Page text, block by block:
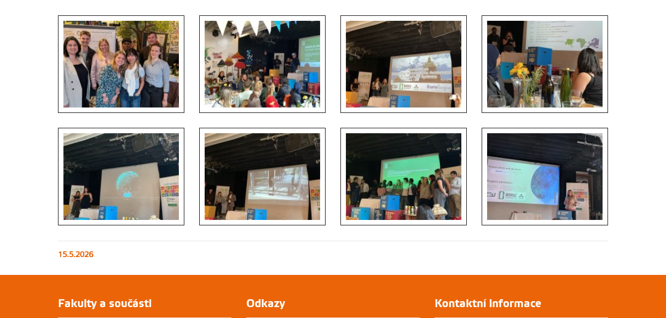
15.5.2026
Fakulty a součásti Odkazy Kontaktní informace